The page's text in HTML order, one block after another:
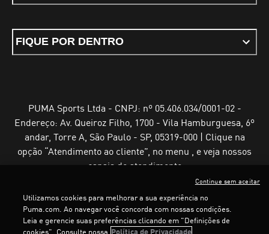
FIQUE POR DENTRO
PUMA Sports Ltda - CNPJ: nº 05.406.034/0001-02 -
Endereço: Av. Queiroz Filho, 1700 - Vila Hamburguesa, 6º
andar, Torre A, São Paulo - SP, 05319-000 | Clique na
opção “Atendimento ao cliente”, no menu , e veja nossos
canais de atendimento
Termos e Condições de UsoPolítica de Privacidade
Utilizamos cookies para melhorar a sua experiência no
Puma.com. Ao navegar você concorda com nossas condições.
Leia e gerencie suas preferências clicando em "Definições de
cookies". Consulte nossa Política de Privacidade
Continue sem aceitar